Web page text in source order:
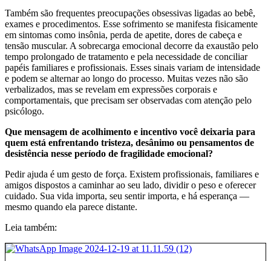
Também são frequentes preocupações obsessivas ligadas ao bebê,
exames e procedimentos. Esse sofrimento se manifesta fisicamente
em sintomas como insônia, perda de apetite, dores de cabeça e
tensão muscular. A sobrecarga emocional decorre da exaustão pelo
tempo prolongado de tratamento e pela necessidade de conciliar
papéis familiares e profissionais. Esses sinais variam de intensidade
e podem se alternar ao longo do processo. Muitas vezes não são
verbalizados, mas se revelam em expressões corporais e
comportamentais, que precisam ser observadas com atenção pelo
psicólogo.
Que mensagem de acolhimento e incentivo você deixaria para
quem está enfrentando tristeza, desânimo ou pensamentos de
desistência nesse período de fragilidade emocional?
Pedir ajuda é um gesto de força. Existem profissionais, familiares e
amigos dispostos a caminhar ao seu lado, dividir o peso e oferecer
cuidado. Sua vida importa, seu sentir importa, e há esperança —
mesmo quando ela parece distante.
Leia também: